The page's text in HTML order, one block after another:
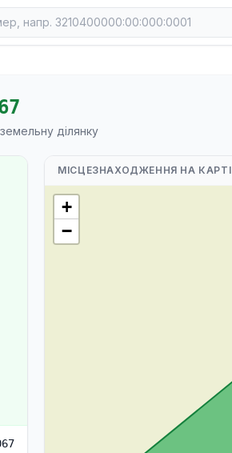
ділянку
МІСЦЕЗНАХОДЖЕННЯ НА КАРТІ
+
−